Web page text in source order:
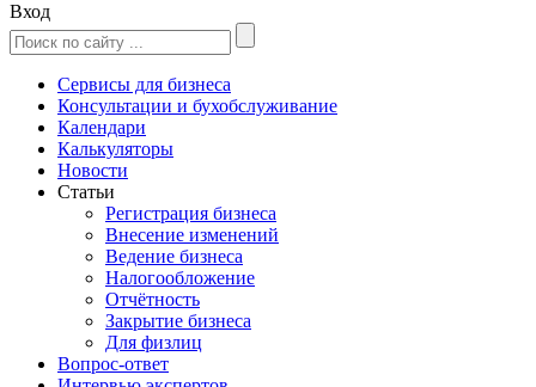
Вход
Сервисы для бизнеса
Консультации и бухобслуживание
Календари
Калькуляторы
Новости
Статьи
Регистрация бизнеса
Внесение изменений
Ведение бизнеса
Налогообложение
Отчётность
Закрытие бизнеса
Для физлиц
Вопрос-ответ